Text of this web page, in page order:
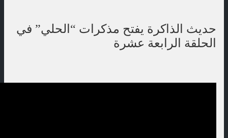
حديث الذاكرة يفتح مذكرات “الحلي” في
الحلقة الرابعة عشرة